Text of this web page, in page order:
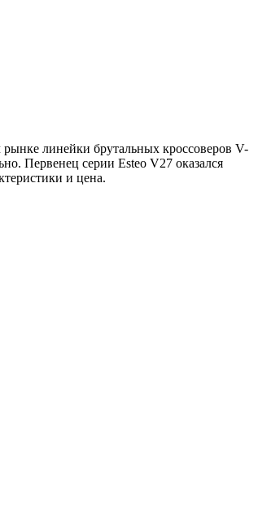
линейки брутальных кроссоверов V-
Первенец серии Esteo V27 оказался
и цена.